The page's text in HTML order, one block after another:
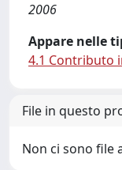
2006
Appare nelle
4.1 Contributo
File in questo
Non ci sono file